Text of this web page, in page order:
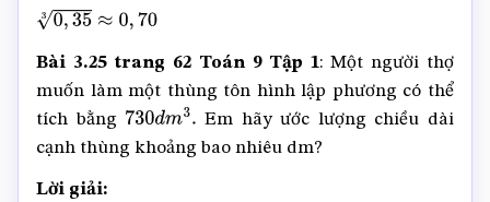
0, 353≈0 70
Bài 3.25 trang 62 Toán 9 Tập 1: Một người thợ
muốn làm một thùng tôn hình lập phương có thể
tích bằng 730dm3
Em hãy ước lượng chiều dài
cạnh thùng khoảng bao nhiêu dm?
Lời giải: